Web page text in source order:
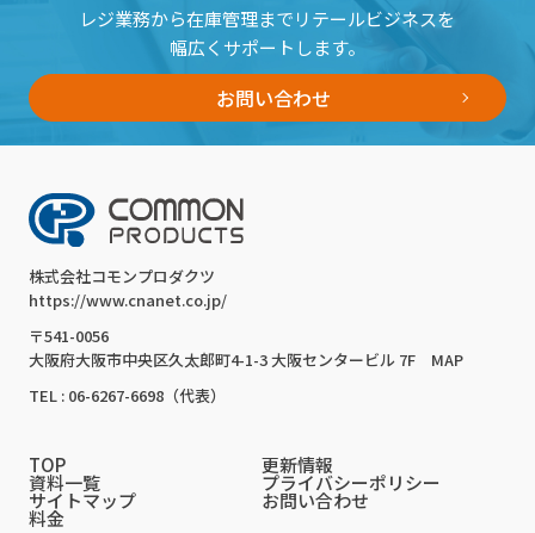
レジ業務から在庫管理までリテールビジネスを
幅広くサポートします。
お問い合わせ
株式会社コモンプロダクツ
https://www.cnanet.co.jp/
〒541-0056
大阪府大阪市中央区久太郎町4-1-3 大阪センタービル 7F
MAP
TEL : 06-6267-6698（代表）
TOP 更新情報
資料一覧 プライバシーポリシー
サイトマップ お問い合わせ
料金